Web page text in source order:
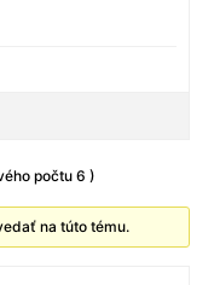
počtu 6 )
na túto tému.